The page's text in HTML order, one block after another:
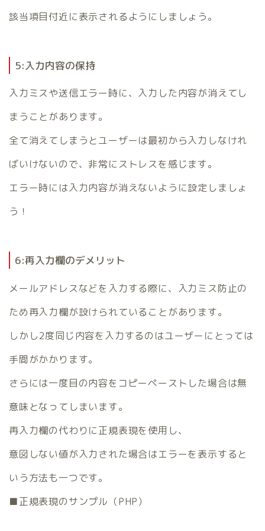
該当項目付近に表示されるようにしましょう。
5:入力内容の保持
入力ミスや送信エラー時に、入力した内容が消えてし
まうことがあります。
全て消えてしまうとユーザーは最初から入力しなけれ
ばいけないので、非常にストレスを感じます。
エラー時には入力内容が消えないように設定しましょ
う！
6:再入力欄のデメリット
メールアドレスなどを入力する際に、入力ミス防止の
ため再入力欄が設けられていることがあります。
しかし2度同じ内容を入力するのはユーザーにとっては
手間がかかります。
さらには一度目の内容をコピーペーストした場合は無
意味となってしまいます。
再入力欄の代わりに正規表現を使用し、
意図しない値が入力された場合はエラーを表示すると
いう方法も一つです。
■正規表現のサンプル（PHP）